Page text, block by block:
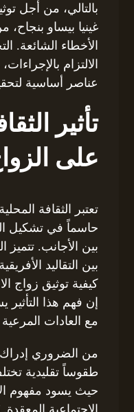
بالتالي، من أجل
غينيا بيساو
الأخطاء الشائعة.
الالتزام
عناصر أساسية
تأثير
على
تعتبر الثقافة
حاسماً في تشكيل
بين الأجانب. تتميز
بين التقاليد
كيفية توثيق زواج
إن فهم هذا
مع العادات
من الضروري إدراك
طقوساً تقليدية
حيث يسود مفهوم
الاجتماعية